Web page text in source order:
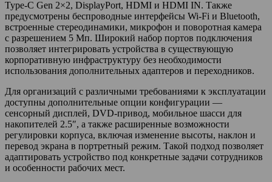
Type-C Gen 2×2, DisplayPort, HDMI и HDMI IN. Также
предусмотрены беспроводные интерфейсы Wi-Fi и Bluetooth,
встроенные стереодинамики, микрофон и поворотная камера
с разрешением 5 Мп. Широкий набор портов подключения
позволяет интегрировать устройства в существующую
корпоративную инфраструктуру без необходимости
использования дополнительных адаптеров и переходников.
Для организаций с различными требованиями к эксплуатации
доступны дополнительные опции конфигурации —
сенсорный дисплей, DVD-привод, мобильное шасси для
накопителей 2.5″, а также расширенные возможности
регулировки корпуса, включая изменение высоты, наклон и
перевод экрана в портретный режим. Такой подход позволяет
адаптировать устройство под конкретные задачи сотрудников
и особенности рабочих мест.